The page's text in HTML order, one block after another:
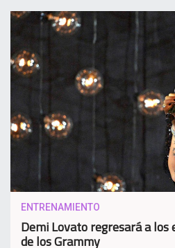
ENTRENAMIENTO
Demi Lovato regresará a los
de los Grammy